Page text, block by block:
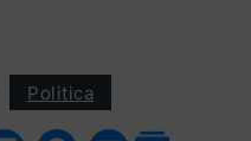
Politica